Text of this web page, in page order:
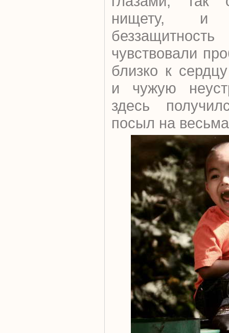
нищету, и
чувствовали
близко к
и чужую
здесь
посыл на